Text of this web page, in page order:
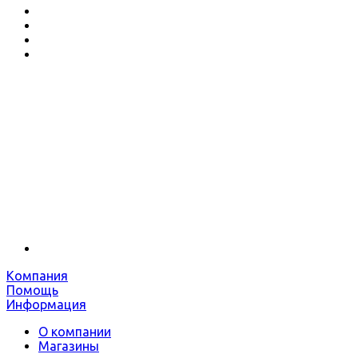
Компания
Помощь
Информация
О компании
Магазины